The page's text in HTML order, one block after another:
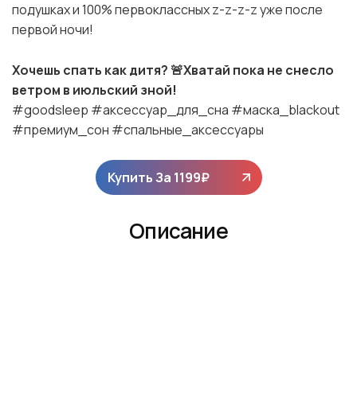
подушках и 100% первоклассных z-z-z-z уже после
первой ночи!
Хочешь спать как дитя? 🚨Хватай пока не снесло
ветром в июльский зной!
#goodsleep #аксессуар_для_сна #маска_blackout
#премиум_сон #спальные_аксессуары
Купить За 1199₽
Описание